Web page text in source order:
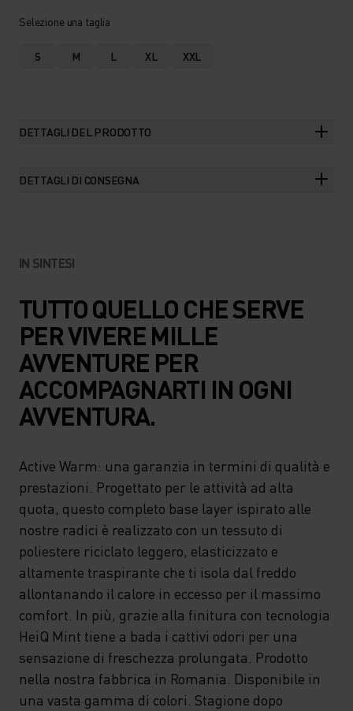
Selezione una taglia
S M L XL XXL
DETTAGLI DEL PRODOTTO
DETTAGLI DI CONSEGNA
IN SINTESI
TUTTO QUELLO CHE SERVE
PER VIVERE MILLE
AVVENTURE PER
ACCOMPAGNARTI IN OGNI
AVVENTURA.
Active Warm: una garanzia in termini di qualità e
prestazioni. Progettato per le attività ad alta
quota, questo completo base layer ispirato alle
nostre radici è realizzato con un tessuto di
poliestere riciclato leggero, elasticizzato e
altamente traspirante che ti isola dal freddo
allontanando il calore in eccesso per il massimo
comfort. In più, grazie alla finitura con tecnologia
HeiQ Mint tiene a bada i cattivi odori per una
sensazione di freschezza prolungata. Prodotto
nella nostra fabbrica in Romania. Disponibile in
una vasta gamma di colori. Stagione dopo